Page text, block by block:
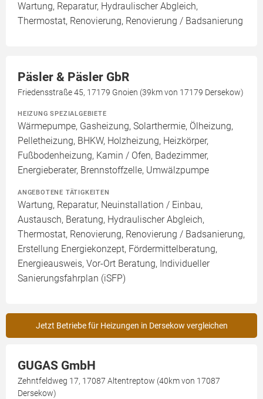
Wartung, Reparatur, Hydraulischer Abgleich,
Thermostat, Renovierung, Renovierung / Badsanierung
Päsler & Päsler GbR
Friedensstraße 45, 17179 Gnoien (39km von 17179 Dersekow)
HEIZUNG SPEZIALGEBIETE
Wärmepumpe, Gasheizung, Solarthermie, Ölheizung,
Pelletheizung, BHKW, Holzheizung, Heizkörper,
Fußbodenheizung, Kamin / Ofen, Badezimmer,
Energieberater, Brennstoffzelle, Umwälzpumpe
ANGEBOTENE TÄTIGKEITEN
Wartung, Reparatur, Neuinstallation / Einbau,
Austausch, Beratung, Hydraulischer Abgleich,
Thermostat, Renovierung, Renovierung / Badsanierung,
Erstellung Energiekonzept, Fördermittelberatung,
Energieausweis, Vor-Ort Beratung, Individueller
Sanierungsfahrplan (iSFP)
Jetzt Betriebe für Heizungen in Dersekow vergleichen
GUGAS GmbH
Zehntfeldweg 17, 17087 Altentreptow (40km von 17087
Dersekow)